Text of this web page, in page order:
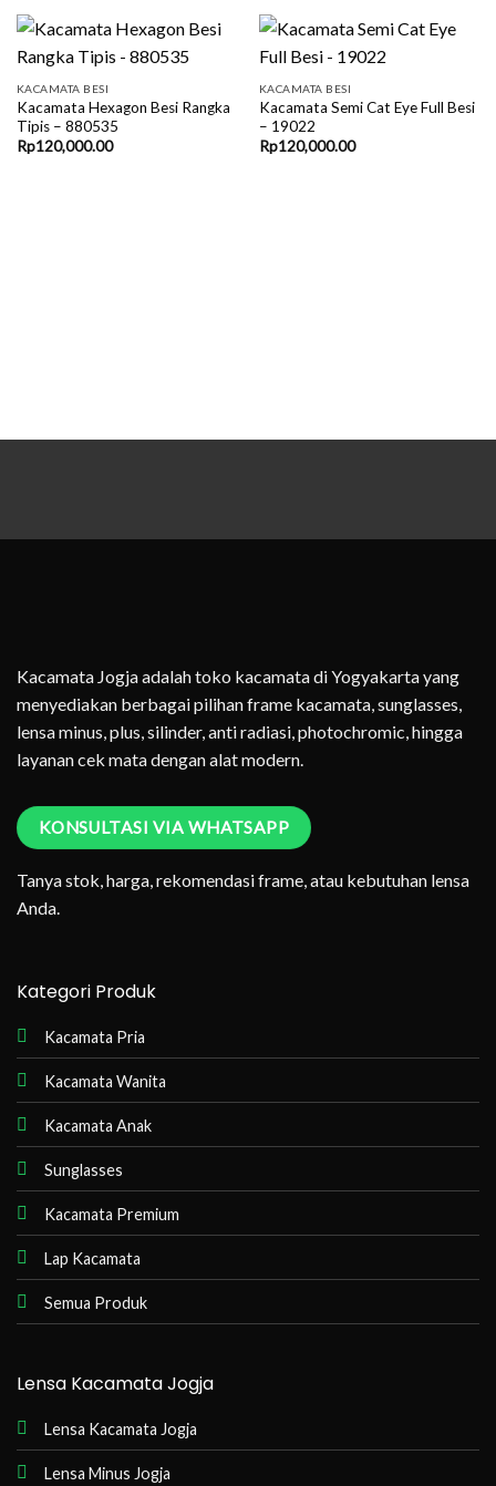
KACAMATA BESI
Kacamata Hexagon Besi Rangka
Tipis – 880535
Rp120,000.00
KACAMATA BESI
Kacamata Semi Cat Eye Full Besi
– 19022
Rp120,000.00
Kacamata Jogja adalah toko kacamata di Yogyakarta yang
menyediakan berbagai pilihan frame kacamata, sunglasses,
lensa minus, plus, silinder, anti radiasi, photochromic, hingga
layanan cek mata dengan alat modern.
KONSULTASI VIA WHATSAPP
Tanya stok, harga, rekomendasi frame, atau kebutuhan lensa
Anda.
Kategori Produk
Kacamata Pria
Kacamata Wanita
Kacamata Anak
Sunglasses
Kacamata Premium
Lap Kacamata
Semua Produk
Lensa Kacamata Jogja
Lensa Kacamata Jogja
Lensa Minus Jogja